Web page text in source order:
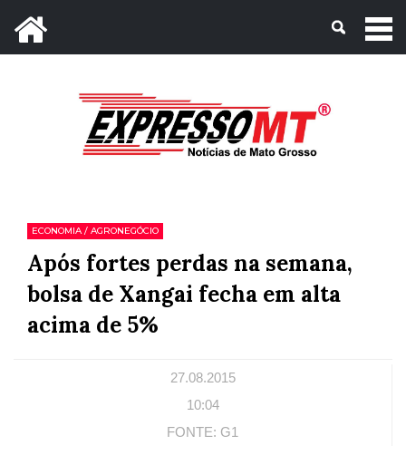
Mato Grosso, 09 de Agosto de 2026
ECONOMIA / AGRONEGÓCIO
Após fortes perdas na semana,
bolsa de Xangai fecha em alta
acima de 5%
27.08.2015
10:04
FONTE: G1